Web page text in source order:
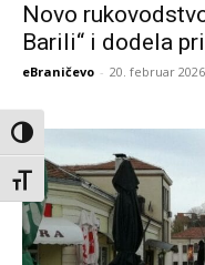
Toggle High Contrast
Toggle Font size
Novo
Barili“ i dodela
eBraničevo - 20. februar